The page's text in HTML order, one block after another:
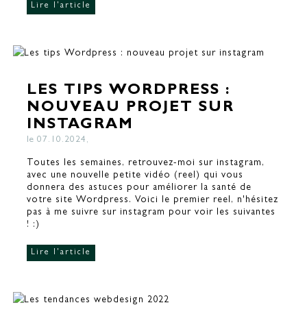
Lire l'article
LES TIPS WORDPRESS :
NOUVEAU PROJET SUR
INSTAGRAM
le 07.10.2024,
Toutes les semaines, retrouvez-moi sur instagram,
avec une nouvelle petite vidéo (reel) qui vous
donnera des astuces pour améliorer la santé de
votre site Wordpress. Voici le premier reel, n'hésitez
pas à me suivre sur instagram pour voir les suivantes
! :)
Lire l'article